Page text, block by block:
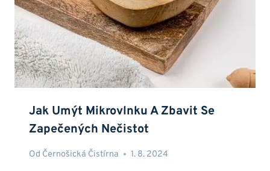
Jak Umýt Mikrovlnku A Zbavit Se
Zapečených Nečistot
Od Černošická Čistírna 1. 8. 2024